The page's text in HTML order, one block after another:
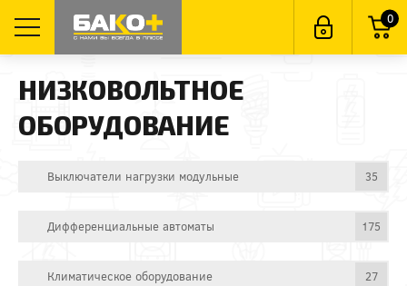
0
НИЗКОВОЛЬТНОЕ
ОБОРУДОВАНИЕ
Выключатели нагрузки модульные 35
Дифференциальные автоматы 175
Климатическое оборудование 27